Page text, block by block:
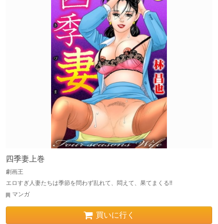
四季妻上巻
劇画王
エロすぎ人妻たちは季節を問わず乱れて、悶えて、果てまくる!!
マンガ
買いに行く